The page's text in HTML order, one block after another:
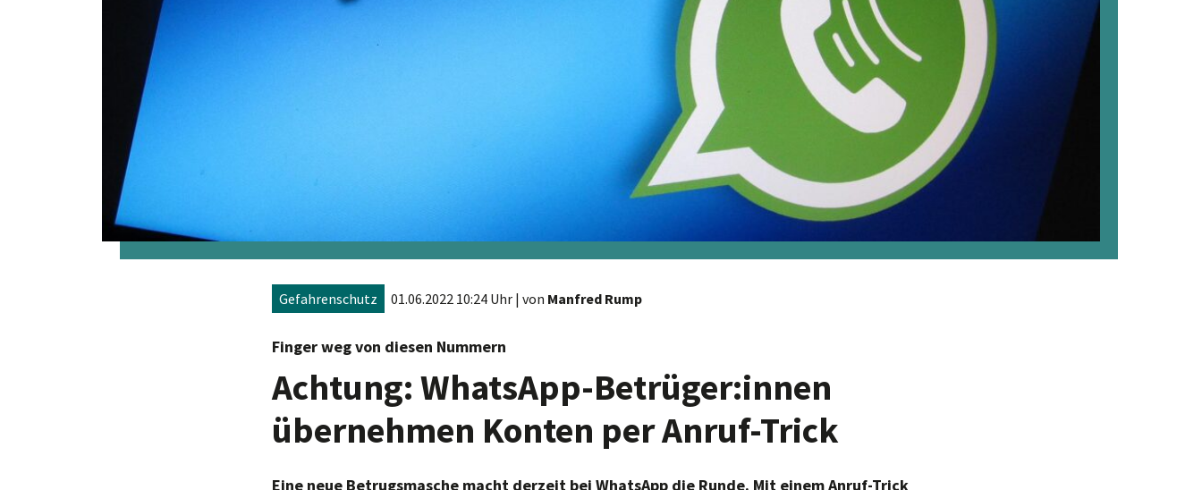
Gefahrenschutz 01.06.2022 10:24 Uhr | von Manfred Rump
Finger weg von diesen Nummern
Achtung: WhatsApp-Betrüger:innen
übernehmen Konten per Anruf-Trick
Eine neue Betrugsmasche macht derzeit bei WhatsApp die Runde. Mit einem Anruf-Trick